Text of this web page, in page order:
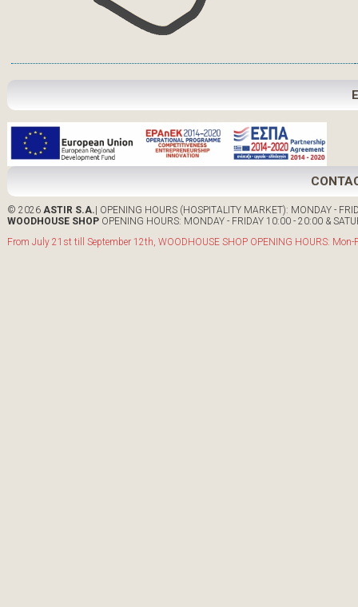
© 2026 ASTIR S.A.| OPENING HOURS (HOSPITALITY MARKET): MONDAY -
WOODHOUSE SHOPOPENING HOURS: MONDAY - FRIDAY 10:00 - 20:00 &
From July 21st till September 12th, WOODHOUSE SHOP OPENING HOURS: